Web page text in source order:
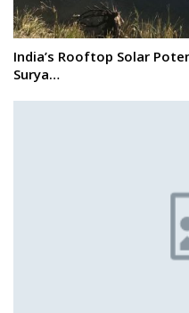
India’s Rooftop Solar
Surya…